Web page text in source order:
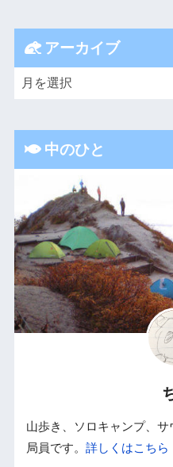
アーカイブ
中のひと
山歩き、ソロキャンプ、
局員です。 詳しくはこちら